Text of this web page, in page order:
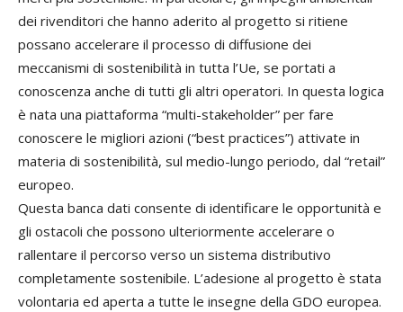
dei rivenditori che hanno aderito al progetto si ritiene
possano accelerare il processo di diffusione dei
meccanismi di sostenibilità in tutta l’Ue, se portati a
conoscenza anche di tutti gli altri operatori. In questa logica
è nata una piattaforma “multi-stakeholder” per fare
conoscere le migliori azioni (“best practices”) attivate in
materia di sostenibilità, sul medio-lungo periodo, dal “retail”
europeo.
Questa banca dati consente di identificare le opportunità e
gli ostacoli che possono ulteriormente accelerare o
rallentare il percorso verso un sistema distributivo
completamente sostenibile. L’adesione al progetto è stata
volontaria ed aperta a tutte le insegne della GDO europea.